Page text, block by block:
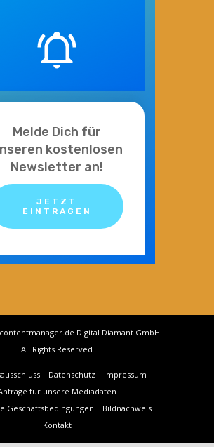
Melde Dich für
kostenlosen
Newsletter an!
JETZT
EINTRAGEN
Digital Diamant GmbH.
All Rights Reserved
Datenschutz
Impressum
für unsere Mediadaten
Geschäftsbedingungen
Bildnachweis
Kontakt